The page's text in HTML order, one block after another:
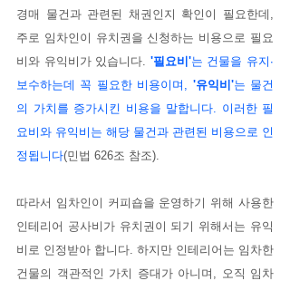
경매 물건과 관련된 채권인지 확인이 필요한데,
주로 임차인이 유치권을 신청하는 비용으로 필요
비와 유익비가 있습니다. '필요비'는 건물을 유지∙
보수하는데 꼭 필요한 비용이며, '유익비'는 물건
의 가치를 증가시킨 비용을 말합니다. 이러한 필
요비와 유익비는 해당 물건과 관련된 비용으로 인
정됩니다(민법 626조 참조).
따라서 임차인이 커피숍을 운영하기 위해 사용한
인테리어 공사비가 유치권이 되기 위해서는 유익
비로 인정받아 합니다. 하지만 인테리어는 임차한
건물의 객관적인 가치 증대가 아니며, 오직 임차